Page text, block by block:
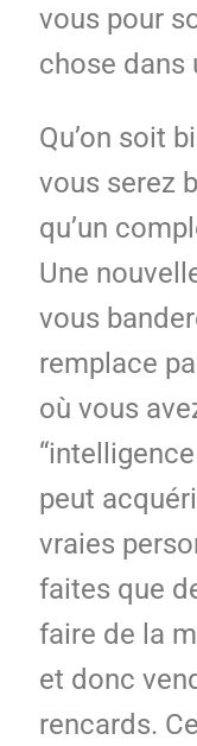
vous pour
chose dans
Qu’on soit
vous serez
qu’un
Une
vous
remplace
où vous
peut
vraies
faites que
faire de la
et donc
rencards.